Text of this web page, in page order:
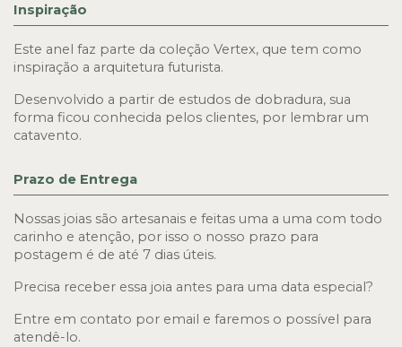
Inspiração
Este anel faz parte da coleção Vertex, que tem como
inspiração a arquitetura futurista.
Desenvolvido a partir de estudos de dobradura, sua
forma ficou conhecida pelos clientes, por lembrar um
catavento.
Prazo de Entrega
Nossas joias são artesanais e feitas uma a uma com todo
carinho e atenção, por isso o nosso prazo para
postagem é de até 7 dias úteis.
Precisa receber essa joia antes para uma data especial?
Entre em contato por email e faremos o possível para
atendê-lo.